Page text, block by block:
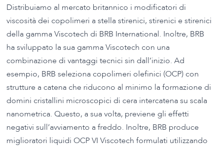
Distribuiamo al mercato britannico i modificatori di
viscosità dei copolimeri a stella stirenici, stirenici e stirenici
della gamma Viscotech di BRB International. Inoltre, BRB
ha sviluppato la sua gamma Viscotech con una
combinazione di vantaggi tecnici sin dall’inizio. Ad
esempio, BRB seleziona copolimeri olefinici (OCP) con
strutture a catena che riducono al minimo la formazione di
domini cristallini microscopici di cera intercatena su scala
nanometrica. Questo, a sua volta, previene gli effetti
negativi sull’avviamento a freddo. Inoltre, BRB produce
miglioratori liquidi OCP VI Viscotech formulati utilizzando